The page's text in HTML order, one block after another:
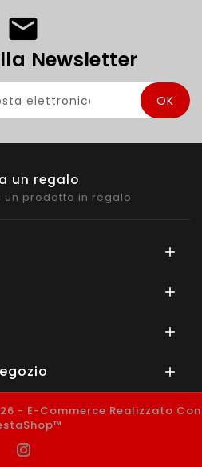
Newsletter
in regalo




- E-Commerce Realizzato Con